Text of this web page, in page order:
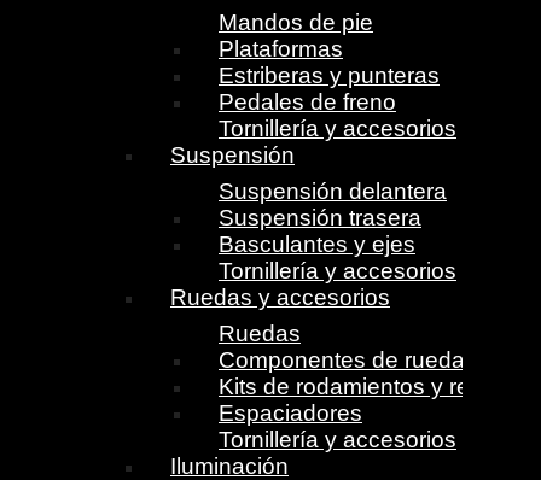
Mandos de pie
Plataformas
Estriberas y punteras
Pedales de freno
Tornillería y accesorios
Suspensión
Suspensión delantera
Suspensión trasera
Basculantes y ejes
Tornillería y accesorios
Ruedas y accesorios
Ruedas
Componentes de ruedas
Kits de rodamientos y retenes
Espaciadores
Tornillería y accesorios
Iluminación